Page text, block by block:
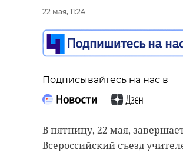
22 мая, 11:24
Подписывайтесь на нас в
В пятницу, 22 мая,
Всероссийский съезд